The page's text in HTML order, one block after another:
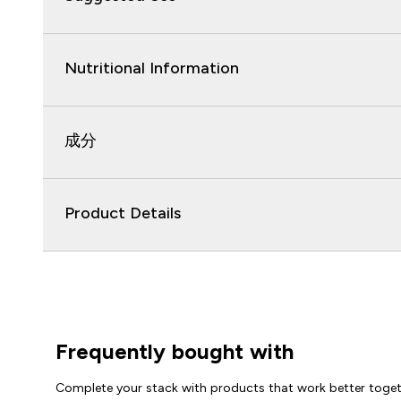
Nutritional Information
成分
Product Details
Frequently bought with
Complete your stack with products that work better